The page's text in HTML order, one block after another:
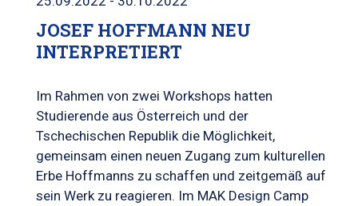
JOSEF HOFFMANN NEU
INTERPRETIERT
Im Rahmen von zwei Workshops hatten
Studierende aus Österreich und der
Tschechischen Republik die Möglichkeit,
gemeinsam einen neuen Zugang zum kulturellen
Erbe Hoffmanns zu schaffen und zeitgemäß auf
sein Werk zu reagieren. Im MAK Design Camp